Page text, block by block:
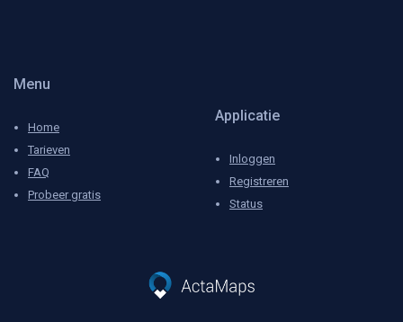
Menu
Home
Tarieven
FAQ
Probeer gratis
Applicatie
Inloggen
Registreren
Status